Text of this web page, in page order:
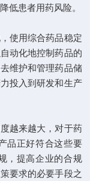
低患者用药风险。
使用综合药品稳定
动化地控制药品的
维护和管理药品储
投入到研发和生产
越来越大，对于药
品正好符合这些要
，提高企业的合规
要求的必要手段之